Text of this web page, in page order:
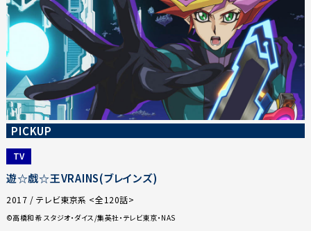
PICKUP
TV
遊☆戯☆王VRAINS(ブレインズ)
2017 / テレビ東京系 <全120話>
©高橋和希 スタジオ・ダイス/集英社・テレビ東京・NAS